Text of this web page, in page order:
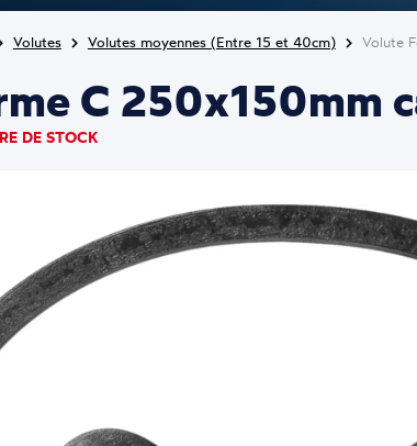
Volutes Volutes moyennes (Entre 15 et 40cm) Volute
C 250x150mm
DE STOCK